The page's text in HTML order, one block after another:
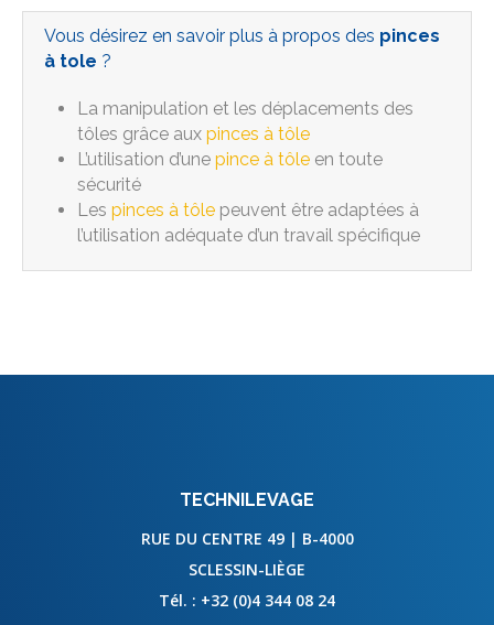
Vous désirez en savoir plus à propos des pinces
à tole ?
La manipulation et les déplacements des
tôles grâce aux pinces à tôle
L’utilisation d’une pince à tôle en toute
sécurité
Les pinces à tôle peuvent être adaptées à
l’utilisation adéquate d’un travail spécifique
TECHNILEVAGE
RUE DU CENTRE 49 | B-4000
SCLESSIN-LIÈGE
Tél. : +32 (0)4 344 08 24